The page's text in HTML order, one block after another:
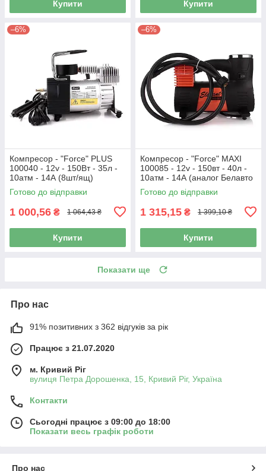
Купити Купити
–6%
Компресор - "Force" PLUS
100040 - 12v - 150Вт - 35л -
10атм - 14А (8шт/ящ)
Готово до відправки
1 000,56 ₴ 1 064,43 ₴
Купити
–6%
Компресор - "Force" MAXI
100085 - 12v - 150вт - 40л -
10атм - 14А (аналог Белавто
"Муромець)
Готово до відправки
1 315,15 ₴ 1 399,10 ₴
Купити
Показати ще
Про нас
91% позитивних з 362 відгуків за рік
Працює з 21.07.2020
м. Кривий Ріг
вулиця Петра Дорошенка, 15, Кривий Ріг, Україна
Контакти
Сьогодні працює з 09:00 до 18:00
Показати весь графік роботи
Про нас